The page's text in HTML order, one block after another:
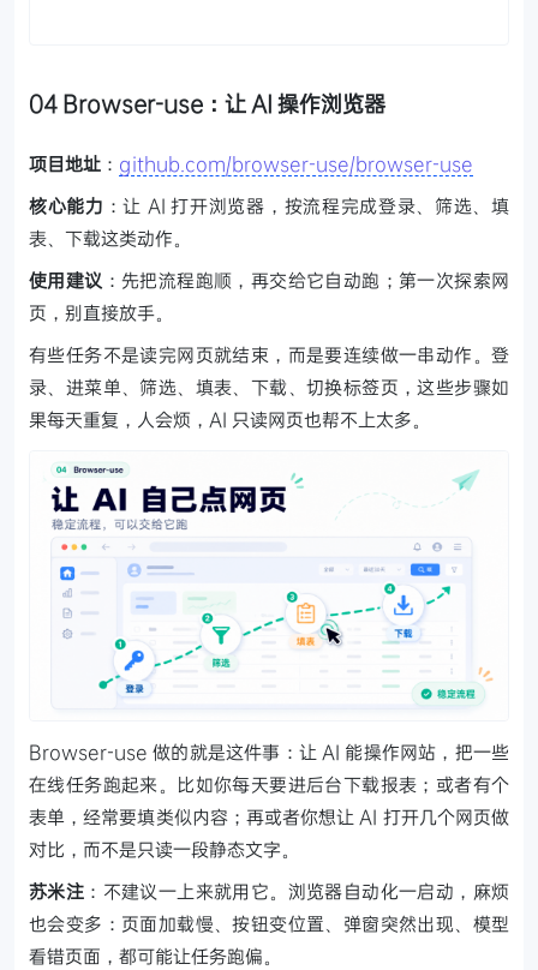
04 Browser-use：让 AI 操作浏览器
项目地址 ： github.com/browser-use/browser-use
核心能力 ：让 AI 打开浏览器，按流程完成登录、筛选、填
表、下载这类动作。
使用建议 ：先把流程跑顺，再交给它自动跑；第一次探索网
页，别直接放手。
有些任务不是读完网页就结束，而是要连续做一串动作。登
录、进菜单、筛选、填表、下载、切换标签页，这些步骤如
果每天重复，人会烦，AI 只读网页也帮不上太多。
Browser-use 做的就是这件事：让 AI 能操作网站，把一些
在线任务跑起来。比如你每天要进后台下载报表；或者有个
表单，经常要填类似内容；再或者你想让 AI 打开几个网页做
对比，而不是只读一段静态文字。
苏米注 ：不建议一上来就用它。浏览器自动化一启动，麻烦
也会变多：页面加载慢、按钮变位置、弹窗突然出现、模型
看错页面，都可能让任务跑偏。